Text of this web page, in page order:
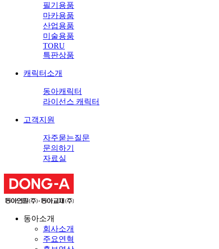
필기용품
마카용품
산업용품
미술용품
TORU
특판상품
캐릭터소개
동아캐릭터
라이선스 캐릭터
고객지원
자주묻는질문
문의하기
자료실
동아소개
회사소개
주요연혁